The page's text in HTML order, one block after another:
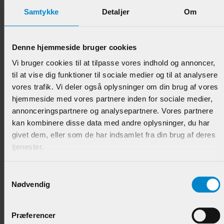
Samtykke Detaljer Om
Denne hjemmeside bruger cookies
Vi bruger cookies til at tilpasse vores indhold og annoncer,
til at vise dig funktioner til sociale medier og til at analysere
vores trafik. Vi deler også oplysninger om din brug af vores
hjemmeside med vores partnere inden for sociale medier,
annonceringspartnere og analysepartnere. Vores partnere
kan kombinere disse data med andre oplysninger, du har
givet dem, eller som de har indsamlet fra din brug af deres
tjenester.
Nødvendig
Præferencer
Varenr.:
88,95 DKK/M